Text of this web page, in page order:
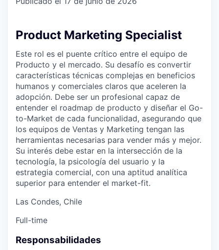
Product Marketing Specialist
Este rol es el puente crítico entre el equipo de
Producto y el mercado. Su desafío es convertir
características técnicas complejas en beneficios
humanos y comerciales claros que aceleren la
adopción. Debe ser un profesional capaz de
entender el roadmap de producto y diseñar el Go-
to-Market de cada funcionalidad, asegurando que
los equipos de Ventas y Marketing tengan las
herramientas necesarias para vender más y mejor.
Su interés debe estar en la intersección de la
tecnología, la psicología del usuario y la
estrategia comercial, con una aptitud analítica
superior para entender el market-fit.
Las Condes, Chile
Full-time
Responsabilidades